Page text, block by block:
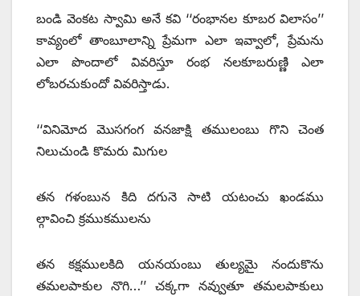
బండి వెంకట స్వామి అనే కవి ‘‘రంభానల కూబర విలాసం’’
కావ్యంలో తాంబూలాన్ని ప్రేమగా ఎలా ఇవ్వాలో, ప్రేమను
ఎలా పొందాలో వివరిస్తూ రంభ నలకూబరుణ్ణి ఎలా
లోబరచుకుందో వివరిస్తాడు.
‘‘వినిమోద మొసగంగ వనజాక్షి తములంబు గొని చెంత
నిలుచుండి కొమరు మిగుల
తన గళంబున కిది దగునె సాటి యటంచు ఖండము
ల్గావించి క్రముకములను
తన కక్షములకిది యనయంబు తుల్యమై నందుకొను
తమలపాకుల నొగి…’’ చక్కగా నవ్వుతూ తమలపాకులు